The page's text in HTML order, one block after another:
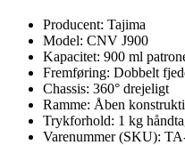
Producent: Tajima
Model: CNV J900
Kapacitet: 900 ml
Fremføring: Dobbelt
Chassis: 360° drejeligt
Ramme: Åben
Trykforhold: 1 kg
Varenummer (SKU):